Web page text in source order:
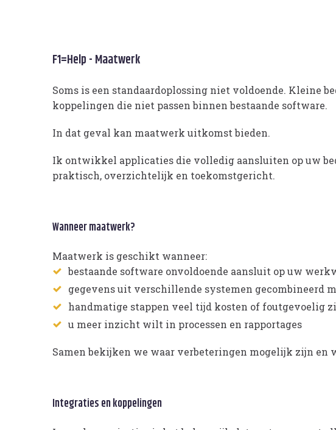
F1=Help - Maatwerk
Soms is een standaardoplossing niet voldoende. Kleine
koppelingen die niet passen binnen bestaande software.
In dat geval kan maatwerk uitkomst bieden.
Ik ontwikkel applicaties die volledig aansluiten op uw
praktisch, overzichtelijk en toekomstgericht.
Wanneer maatwerk?
Maatwerk is geschikt wanneer:
bestaande software onvoldoende aansluit op uw
gegevens uit verschillende systemen gecombineerd
handmatige stappen veel tijd kosten of foutgevoelig
u meer inzicht wilt in processen en rapportages
Samen bekijken we waar verbeteringen mogelijk zijn en
Integraties en koppelingen